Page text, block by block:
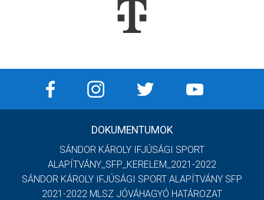
DOKUMENTUMOK
SÁNDOR KÁROLY IFJÚSÁGI SPORT
ALAPÍTVÁNY_SFP_KERELEM_2021-2022
SÁNDOR KÁROLY IFJÚSÁGI SPORT ALAPÍTVÁNY SFP
2021-2022 MLSZ JÓVÁHAGYÓ HATÁROZAT